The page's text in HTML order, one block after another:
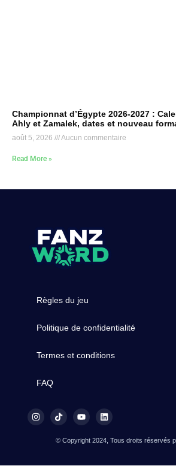
Championnat d’Égypte 2026-2027 :
Ahly et Zamalek, dates et nouveau
août 5, 2026 Aucun commentaire
Read More »
Règles du jeu
Politique de confidentialité
Termes et conditions
FAQ
© Copyright 2024, Tous droits réservés